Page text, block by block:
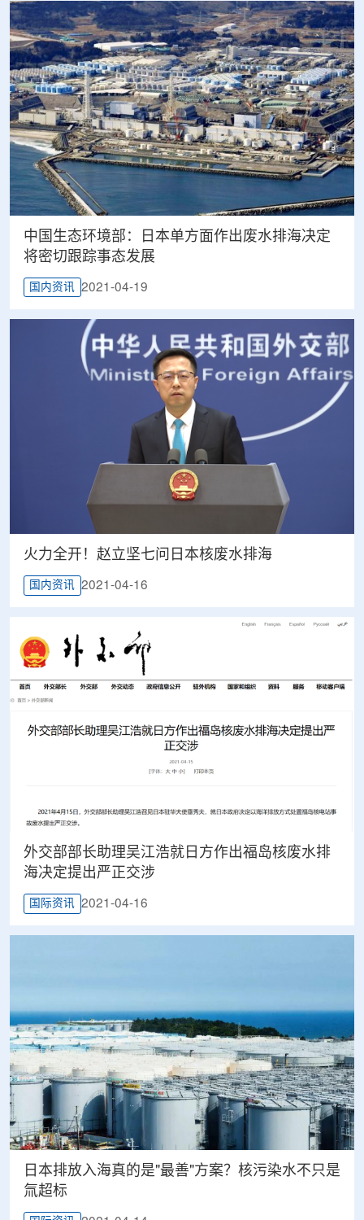
中国生态环境部：日本单方面作出废水排海决定
将密切跟踪事态发展
国内资讯 2021-04-19
火力全开！赵立坚七问日本核废水排海
国内资讯 2021-04-16
外交部部长助理吴江浩就日方作出福岛核废水排
海决定提出严正交涉
国际资讯 2021-04-16
日本排放入海真的是"最善"方案？核污染水不只是
氚超标